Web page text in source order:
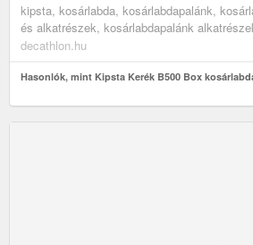
kipsta, kosárlabda, kosárlabdapalánk,
és alkatrészek, kosárlabdapalánk
decathlon.hu
Hasonlók, mint Kipsta Kerék B500 Box